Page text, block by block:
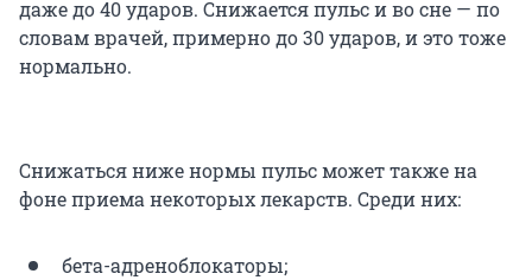
даже до 40 ударов. Снижается пульс и во сне — по
словам врачей, примерно до 30 ударов, и это тоже
нормально.
Снижаться ниже нормы пульс может также на
фоне приема некоторых лекарств. Среди них:
бета-адреноблокаторы;